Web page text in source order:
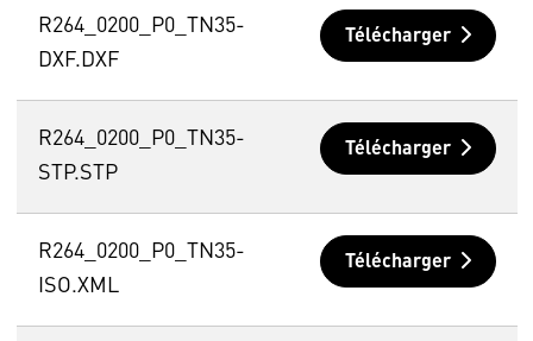
R264_0200_P0_TN35-
DXF.DXF
Télécharger
R264_0200_P0_TN35-
STP.STP
Télécharger
R264_0200_P0_TN35-
ISO.XML
Télécharger